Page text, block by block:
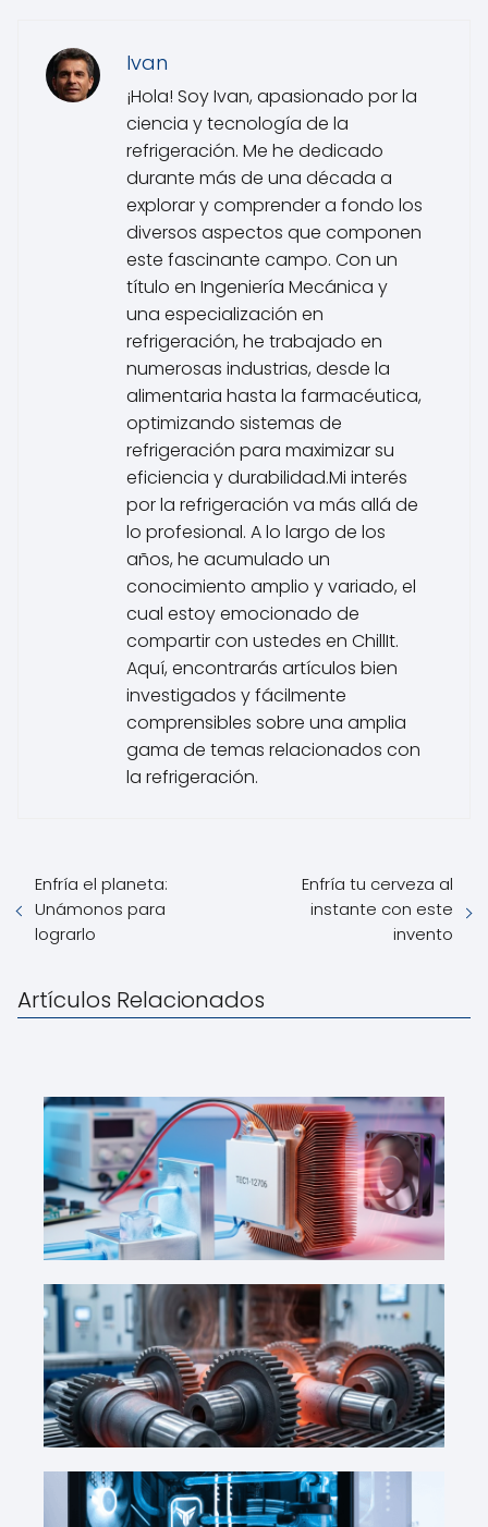
Ivan
¡Hola! Soy Ivan, apasionado por la
ciencia y tecnología de la
refrigeración. Me he dedicado
durante más de una década a
explorar y comprender a fondo los
diversos aspectos que componen
este fascinante campo. Con un
título en Ingeniería Mecánica y
una especialización en
refrigeración, he trabajado en
numerosas industrias, desde la
alimentaria hasta la farmacéutica,
optimizando sistemas de
refrigeración para maximizar su
eficiencia y durabilidad.Mi interés
por la refrigeración va más allá de
lo profesional. A lo largo de los
años, he acumulado un
conocimiento amplio y variado, el
cual estoy emocionado de
compartir con ustedes en ChillIt.
Aquí, encontrarás artículos bien
investigados y fácilmente
comprensibles sobre una amplia
gama de temas relacionados con
la refrigeración.
Enfría el planeta:
Unámonos para
lograrlo
Enfría tu cerveza al
instante con este
invento
Artículos Relacionados